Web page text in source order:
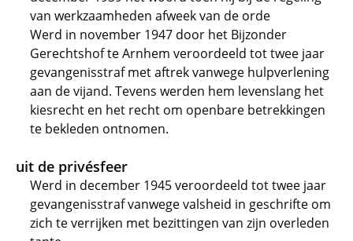
van werkzaamheden afweek van de orde
Werd in november 1947 door het Bijzonder
Gerechtshof te Arnhem veroordeeld tot twee jaar
gevangenisstraf met aftrek vanwege hulpverlening
aan de vijand. Tevens werden hem levenslang het
kiesrecht en het recht om openbare betrekkingen
te bekleden ontnomen.
uit de privésfeer
Werd in december 1945 veroordeeld tot twee jaar
gevangenisstraf vanwege valsheid in geschrifte om
zich te verrijken met bezittingen van zijn overleden